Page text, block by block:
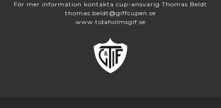
För mer information kontakta cup-ansvarig Thomas Beldt
thomas.beldt@giffcupen.se
www.tidaholmsgif.se